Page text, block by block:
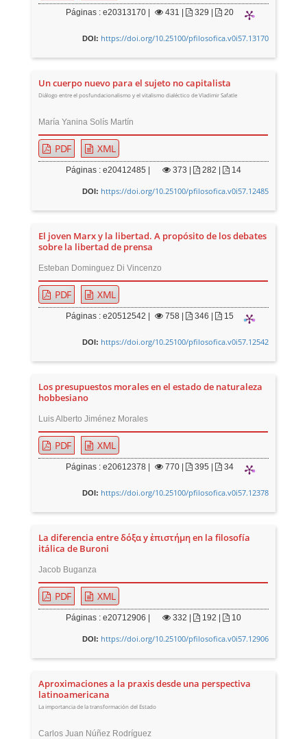
Páginas : e20313170 | 431 | 329 | 20
DOI: https://doi.org/10.25100/pfilosofica.v0i57.13170
Un cuerpo nuevo para el sujeto no capitalista
Diálogo entre el posfundacionalismo y el vitalismo dialéctico de Vladimir Safatle
María Yanina Solís Martín
PDF XML
Páginas : e20412485 | 373 | 282 | 14
DOI: https://doi.org/10.25100/pfilosofica.v0i57.12485
El joven Marx y la libertad. A propósito de los debates
sobre la libertad de prensa
Esteban Dominguez Di Vincenzo
PDF XML
Páginas : e20512542 | 758 | 346 | 15
DOI: https://doi.org/10.25100/pfilosofica.v0i57.12542
Los presupuestos morales en el estado de naturaleza
hobbesiano
Luis Alberto Jiménez Morales
PDF XML
Páginas : e20612378 | 770 | 395 | 34
DOI: https://doi.org/10.25100/pfilosofica.v0i57.12378
La diferencia entre δόξα y ἐπιστήμη en la filosofía
itálica de Buroni
Jacob Buganza
PDF XML
Páginas : e20712906 | 332 | 192 | 10
DOI: https://doi.org/10.25100/pfilosofica.v0i57.12906
Aproximaciones a la praxis desde una perspectiva
latinoamericana
La importancia de la transformación del Estado
Carlos Juan Núñez Rodríguez